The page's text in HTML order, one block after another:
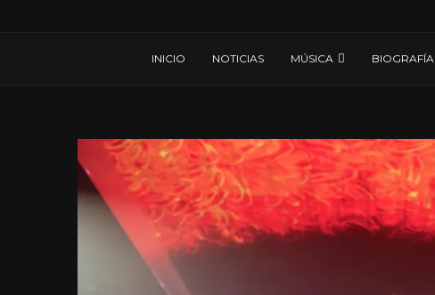
INICIO NOTICIAS MÚSICA BIOGRAFÍA